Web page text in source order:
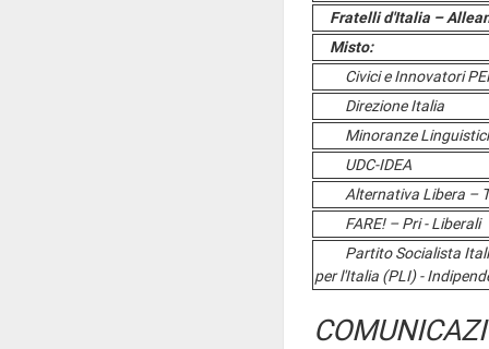
Fratelli d'Italia –
Misto:
Civici e Innovatori
Direzione Italia
Minoranze
UDC-IDEA
Alternativa Libera –
FARE! – Pri - Liberali
Partito Socialista
per l'Italia (PLI) -